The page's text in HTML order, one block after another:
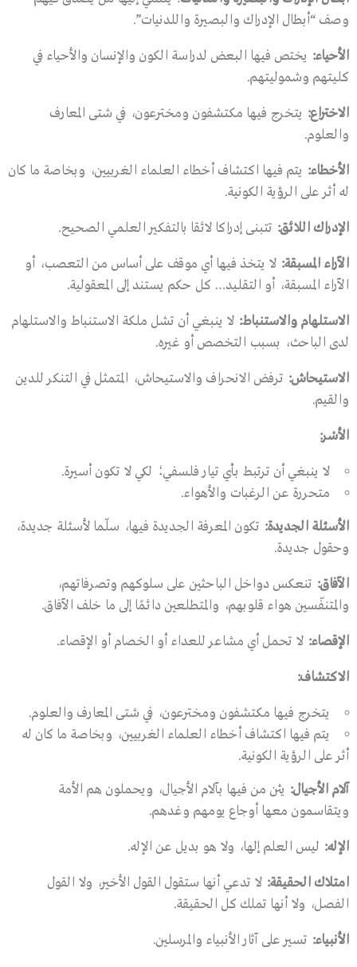
وصف “أبطال الإدراك والبصيرة واللدنيات”.
الأحياء: يختص فيها البعض لدراسة الكون والإنسان والأحياء في
كليتهم وشموليتهم.
الاختراع: يتخرج فيها مكتشفون ومخترعون، في شتى المعارف
والعلوم.
الأخطاء: يتم فيها اكتشاف أخطاء العلماء الغربيين، وبخاصة ما كان
له أثر على الرؤية الكونية.
الإدراك اللائق: تتبنى إدراكا لائقا بالتفكير العلمي الصحيح.
الآراء المسبقة: لا يتخذ فيها أي موقف على أساس من التعصب، أو
الآراء المسبقة، أو التقليد… كل حكم يستند إلى المعقولية.
الاستلهام والاستنباط: لا ينبغي أن تشل ملكة الاستنباط والاستلهام
لدى الباحث، بسبب التخصص أو غيره.
الاستيحاش: ترفض الانحراف والاستيحاش، المتمثل في التنكر للدين
والقيم.
الأسْر:
لا ينبغي أن ترتبط بأي تيار فلسفي؛ لكي لا تكون أسيرة.
متحررة عن الرغبات والأهواء.
الأسئلة الجديدة: تكون المعرفة الجديدة فيها، سلّما لأسئلة جديدة،
وحقول جديدة.
الآفاق: تنعكس دواخل الباحثين على سلوكهم وتصرفاتهم،
والمتنفّسين هواء قلوبهم، والمتطلعين دائمًا إلى ما خلف الآفاق.
الإقصاء: لا تحمل أي مشاعر للعداء أو الخصام أو الإقصاء.
الاكتشاف:
يتخرج فيها مكتشفون ومخترعون، في شتى المعارف والعلوم.
يتم فيها اكتشاف أخطاء العلماء الغربيين، وبخاصة ما كان له
أثر على الرؤية الكونية.
آلام الأجيال: يئن من فيها بآلام الأجيال، ويحملون هم الأمة
ويتقاسمون معها أوجاع يومهم وغدهم.
الإله: ليس العلم إلها، ولا هو بديل عن الإله.
امتلاك الحقيقة: لا تدعي أنها ستقول القول الأخير، ولا القول
الفصل، ولا أنها تملك كل الحقيقة.
الأنبياء: تسير على آثار الأنبياء والمرسلين.